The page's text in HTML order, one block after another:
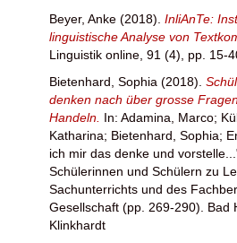
Beyer, Anke (2018). InliAnTe:
linguistische Analyse von
Linguistik online, 91 (4), pp. 15-
Bietenhard, Sophia (2018).
denken nach über grosse
Handeln. In: Adamina, Marco;
Katharina; Bietenhard, Sophia;
ich mir das denke und
Schülerinnen und Schülern zu
Sachunterrichts und des
Gesellschaft (pp. 269-290). Bad
Klinkhardt